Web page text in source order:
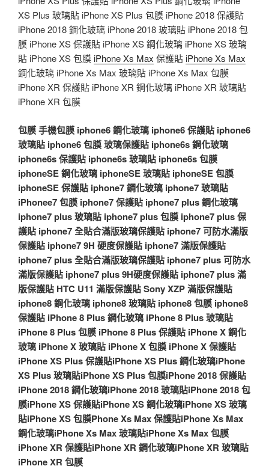
XS Plus 玻璃貼 iPhone XS Plus 包膜 iPhone 2018 保護貼
iPhone 2018 鋼化玻璃 iPhone 2018 玻璃貼 iPhone 2018 包
膜 iPhone XS 保護貼 iPhone XS 鋼化玻璃 iPhone XS 玻璃
貼 iPhone XS 包膜iPhone Xs Max 保護貼iPhone Xs Max
鋼化玻璃 iPhone Xs Max 玻璃貼 iPhone Xs Max 包膜
iPhone XR 保護貼 iPhone XR 鋼化玻璃 iPhone XR 玻璃貼
iPhone XR 包膜
包膜手機包膜 iphone6 鋼化玻璃 iphone6 保護貼 iphone6
玻璃貼 iphone6 包膜玻璃保護貼 iphone6s 鋼化玻璃
iphone6s 保護貼 iphone6s 玻璃貼 iphone6s 包膜
iphoneSE 鋼化玻璃 iphoneSE 玻璃貼 iphoneSE 包膜
iphoneSE 保護貼 iphone7 鋼化玻璃 iphone7 玻璃貼
iPhonee7 包膜 iphone7 保護貼 iphone7 plus 鋼化玻璃
iphone7 plus 玻璃貼 iphone7 plus 包膜 iphone7 plus 保
護貼 iphone7 全貼合滿版玻璃保護貼 iphone7 可防水滿版
保護貼 iphone7 9H 硬度保護貼 iphone7 滿版保護貼
iphone7 plus 全貼合滿版玻璃保護貼 iphone7 plus 可防水
滿版保護貼 iphone7 plus 9H硬度保護貼 iphone7 plus 滿
版保護貼 HTC U11 滿版保護貼Sony XZP 滿版保護貼
iphone8 鋼化玻璃 iphone8 玻璃貼 iphone8 包膜 iphone8
保護貼 iPhone 8 Plus 鋼化玻璃 iPhone 8 Plus 玻璃貼
iPhone 8 Plus 包膜 iPhone 8 Plus 保護貼 iPhone X 鋼化
玻璃 iPhone X 玻璃貼 iPhone X 包膜 iPhone X 保護貼
iPhone XS Plus 保護貼iPhone XS Plus 鋼化玻璃iPhone
XS Plus 玻璃貼iPhone XS Plus 包膜iPhone 2018 保護貼
iPhone 2018 鋼化玻璃iPhone 2018 玻璃貼iPhone 2018 包
膜iPhone XS 保護貼iPhone XS 鋼化玻璃iPhone XS 玻璃
貼iPhone XS 包膜Phone Xs Max 保護貼iPhone Xs Max
鋼化玻璃iPhone Xs Max 玻璃貼iPhone Xs Max 包膜
iPhone XR 保護貼iPhone XR 鋼化玻璃iPhone XR 玻璃貼
iPhone XR 包膜